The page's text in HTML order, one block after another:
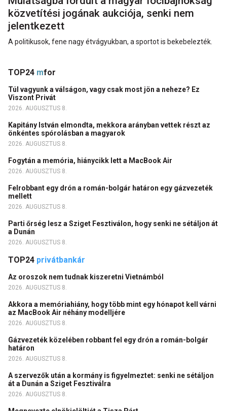
közvetítési jogának aukciója, senki nem
jelentkezett
A politikusok, fene nagy étvágyukban, a sportot is bekebelezték.
TOP24 mfor
Túl vagyunk a válságon, vagy csak most jön a neheze? Ez
Viszont Privát
2026. AUGUSZTUS 8.
Kapitány István elmondta, mekkora arányban vettek részt az
önkéntes spórolásban a magyarok
2026. AUGUSZTUS 8.
Fogytán a memória, hiánycikk lett a MacBook Air
2026. AUGUSZTUS 8.
Felrobbant egy drón a román-bolgár határon egy gázvezeték
mellett
2026. AUGUSZTUS 8.
Parti őrség lesz a Sziget Fesztiválon, hogy senki ne sétáljon át
a Dunán
2026. AUGUSZTUS 8.
TOP24 privátbankár
Az oroszok nem tudnak kiszeretni Vietnámból
2026. AUGUSZTUS 8.
Akkora a memóriahiány, hogy több mint egy hónapot kell várni
az MacBook Air néhány modelljére
2026. AUGUSZTUS 8.
Gázvezeték közelében robbant fel egy drón a román-bolgár
határon
2026. AUGUSZTUS 8.
A szervezők után a kormány is figyelmeztet: senki ne sétáljon
át a Dunán a Sziget Fesztiválra
2026. AUGUSZTUS 8.